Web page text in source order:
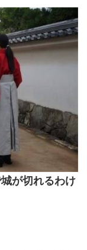
が切れるわけ